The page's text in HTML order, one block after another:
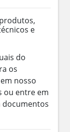
e
do
os
em nosso
ou entre em